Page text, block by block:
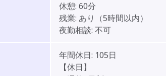
休憩: 60分
残業: あり（5時間以内）
夜勤相談: 不可
年間休日: 105日
【休日】